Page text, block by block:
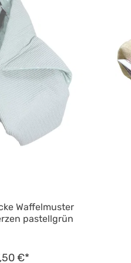
Waffelmuster
pastellgrün
€*